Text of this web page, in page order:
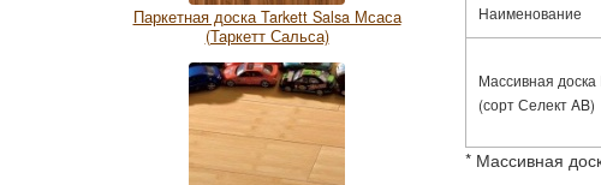
Паркетная доска Tarkett Salsa Мсаса
(Таркетт Сальса)
Наименование
Массивная доска
(сорт Селект AB)
* Массивная